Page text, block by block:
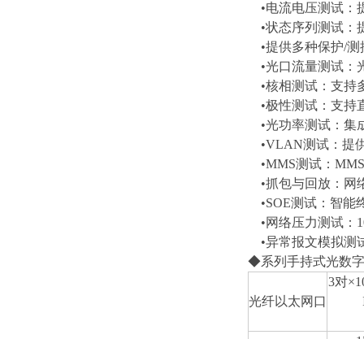
•电流电压测试：
•状态序列测试：
•提供多种保护/测
•光口流量测试：
•核相测试：支持
•极性测试：支持
•光功率测试：集
•VLAN测试：提
•MMS测试：
•抓包与回放：网
•SOE测试：智能
•网络压力测试：
•异常报文模拟测
◆系列手持式光数
光纤以太网口
3对